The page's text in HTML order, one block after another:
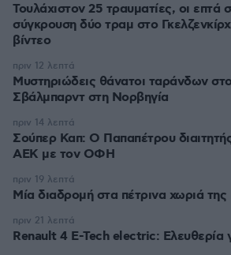
Τουλάχιστον 25 τραυματίες, οι επτά
σύγκρουση δύο τραμ στο Γκελζενκίρχεν της
βίντεο
Μυστηριώδεις θάνατοι ταράνδων
Σβάλμπαρντ στη Νορβηγία
πριν 12 λεπτά
Σούπερ Καπ: Ο Παπαπέτρου
ΑΕΚ με τον ΟΦΗ
πριν 14 λεπτά
Μία διαδρομή στα πέτρινα χωριά
πριν 19 λεπτά
Renault 4 E-Tech electric: Ελευθερία
πριν 21 λεπτά